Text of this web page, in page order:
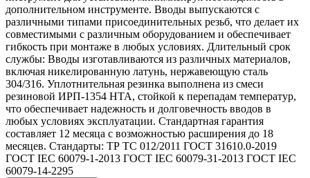
дополнительном инструменте. Вводы выпускаются с
различными типами присоединительных резьб, что делает их
совместимыми с различным оборудованием и обеспечивает
гибкость при монтаже в любых условиях. Длительный срок
службы: Вводы изготавливаются из различных материалов,
включая никелированную латунь, нержавеющую сталь
304/316. Уплотнительная резинка выполнена из смеси
резиновой ИРП-1354 НТА, стойкой к перепадам температур,
что обеспечивает надежность и долговечность вводов в
любых условиях эксплуатации. Стандартная гарантия
составляет 12 месяца с возможностью расширения до 18
месяцев. Стандарты: ТР ТС 012/2011 ГОСТ 31610.0-2019
ГОСТ IEC 60079-1-2013 ГОСТ IEC 60079-31-2013 ГОСТ IEC
60079-14-2295